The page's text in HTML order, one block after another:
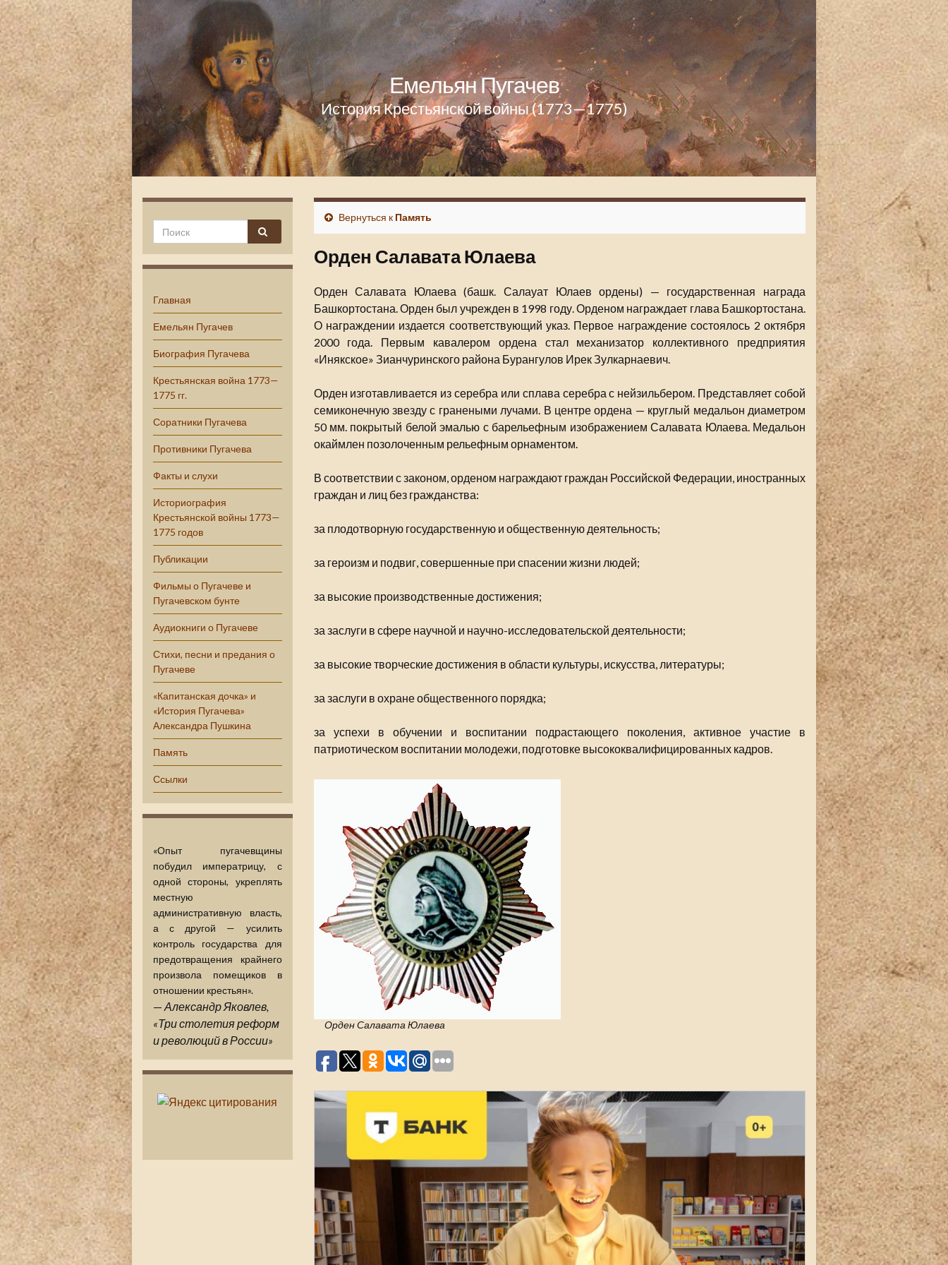
Емельян Пугачев
История Крестьянской войны (1773—1775)
Главная
Емельян Пугачев
Биография Пугачева
Крестьянская война 1773—
1775 гг.
Соратники Пугачева
Противники Пугачева
Факты и слухи
Историография
Крестьянской войны 1773—
1775 годов
Публикации
Фильмы о Пугачеве и
Пугачевском бунте
Аудиокниги о Пугачеве
Стихи, песни и предания о
Пугачеве
«Капитанская дочка» и
«История Пугачева»
Александра Пушкина
Память
Ссылки
«Опыт пугачевщины
побудил императрицу, с
одной стороны, укреплять
местную
административную власть,
а с другой — усилить
контроль государства для
предотвращения крайнего
произвола помещиков в
отношении крестьян».
— Александр Яковлев,
«Три столетия реформ
и революций в России»
Вернуться к Память
Орден Салавата Юлаева
Орден Салавата Юлаева (башк. Салауат Юлаев ордены) — государственная награда
Башкортостана. Орден был учрежден в 1998 году. Орденом награждает глава Башкортостана.
О награждении издается соответствующий указ. Первое награждение состоялось 2 октября
2000 года. Первым кавалером ордена стал механизатор коллективного предприятия
«Инякское» Зианчуринского района Бурангулов Ирек Зулкарнаевич.
Орден изготавливается из серебра или сплава серебра с нейзильбером. Представляет собой
семиконечную звезду с гранеными лучами. В центре ордена — круглый медальон диаметром
50 мм. покрытый белой эмалью с барельефным изображением Салавата Юлаева. Медальон
окаймлен позолоченным рельефным орнаментом.
В соответствии с законом, орденом награждают граждан Российской Федерации, иностранных
граждан и лиц без гражданства:
за плодотворную государственную и общественную деятельность;
за героизм и подвиг, совершенные при спасении жизни людей;
за высокие производственные достижения;
за заслуги в сфере научной и научно-исследовательской деятельности;
за высокие творческие достижения в области культуры, искусства, литературы;
за заслуги в охране общественного порядка;
за успехи в обучении и воспитании подрастающего поколения, активное участие в
патриотическом воспитании молодежи, подготовке высококвалифицированных кадров.
Орден Салавата Юлаева